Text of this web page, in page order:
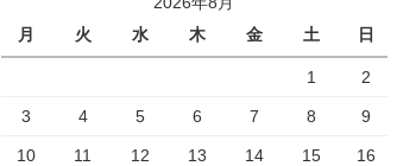
月
火 水 木 金 土 日
1 2
3 4 5 6 7 8 9
10 11 12 13 14 15 16